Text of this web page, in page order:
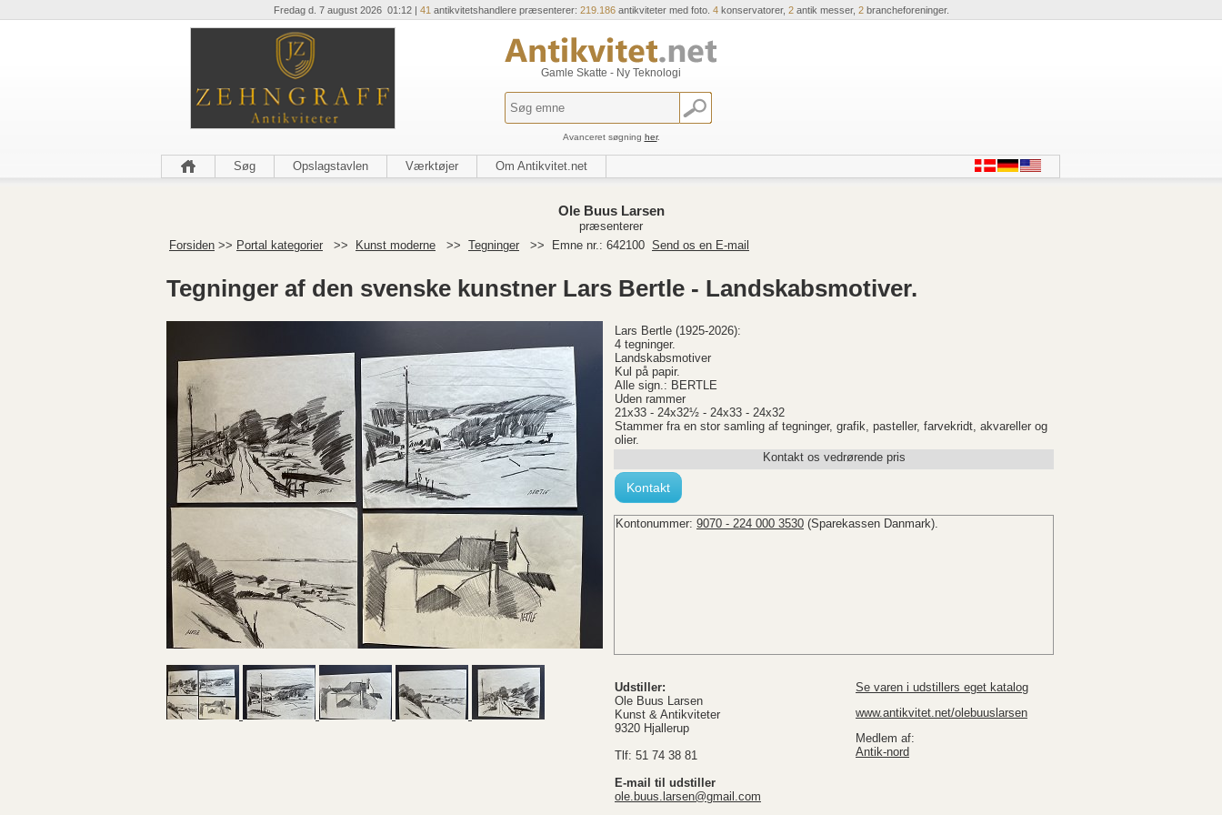
Fredag d. 7 august 2026 01:12 | 41 antikvitetshandlere præsenterer: 219.186antikviteter med foto. 4konservatorer, 2antik messer, 2brancheforeninger.
Gamle Skatte - Ny Teknologi
Avanceret søgning her.
Søg Opslagstavlen Værktøjer Om Antikvitet.net
Ole Buus Larsen
præsenterer
Forsiden >> Portal kategorier >> Kunst moderne >> Tegninger >> Emne nr.: 642100 Send os en E-mail
Tegninger af den svenske kunstner Lars Bertle - Landskabsmotiver.
Lars Bertle (1925-2026):
4 tegninger.
Landskabsmotiver
Kul på papir.
Alle sign.: BERTLE
Uden rammer
21x33 - 24x32½ - 24x33 - 24x32
Stammer fra en stor samling af tegninger, grafik, pasteller, farvekridt, akvareller og
olier.
Kontakt os vedrørende pris
Kontakt
Kontonummer: 9070 - 224 000 3530 (Sparekassen Danmark).
Udstiller:
Ole Buus Larsen
Kunst & Antikviteter
9320 Hjallerup
Tlf: 51 74 38 81
E-mail til udstiller
ole.buus.larsen@gmail.com
Se varen i udstillers eget katalog
www.antikvitet.net/olebuuslarsen
Medlem af:
Antik-nord